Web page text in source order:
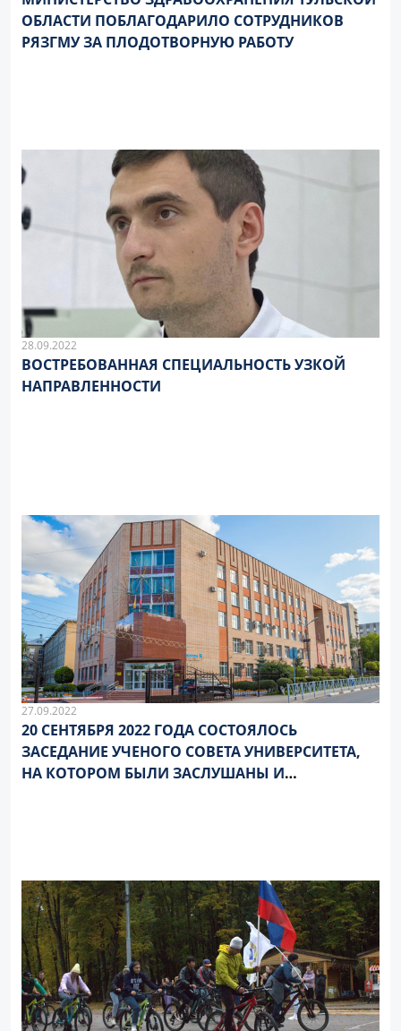
ОБЛАСТИ ПОБЛАГОДАРИЛО СОТРУДНИКОВ
РЯЗГМУ ЗА ПЛОДОТВОРНУЮ РАБОТУ
28.09.2022
ВОСТРЕБОВАННАЯ СПЕЦИАЛЬНОСТЬ УЗКОЙ
НАПРАВЛЕННОСТИ
27.09.2022
20 СЕНТЯБРЯ 2022 ГОДА СОСТОЯЛОСЬ
ЗАСЕДАНИЕ УЧЕНОГО СОВЕТА УНИВЕРСИТЕТА,
НА КОТОРОМ БЫЛИ ЗАСЛУШАНЫ И